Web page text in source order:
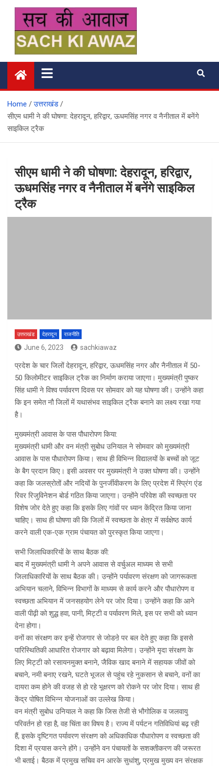
content
सच की आवाज
Home
उत्तराखंड
सीएम धामी ने की घोषणा: देहरादून, हरिद्वार, ऊधमसिंह नगर व नैनीताल में बनेंगे
साइकिल ट्रैक
सीएम धामी ने की घोषणा: देहरादून, हरिद्वार,
ऊधमसिंह नगर व नैनीताल में बनेंगे साइकिल
ट्रैक
उत्तराखंड देहरादून राजनीति
June 6, 2023 sachkiawaz
प्रदेश के चार जिलों देहरादून, हरिद्वार, ऊधमसिंह नगर और नैनीताल में 50-
50 किलोमीटर साइकिल ट्रैक का निर्माण कराया जाएगा। मुख्यमंत्री पुष्कर
सिंह धामी ने विश्व पर्यावरण दिवस पर सोमवार को यह घोषणा की। उन्होंने कहा
कि इन समेत नौ जिलों में यथासंभव साइकिल ट्रैक बनाने का लक्ष्य रखा गया
है।
मुख्यमंत्री आवास के पास पौधारोपण किया:
मुख्यमंत्री धामी और वन मंत्री सुबोध उनियाल ने सोमवार को मुख्यमंत्री
आवास के पास पौधारोपण किया। साथ ही विभिन्न विद्यालयों के बच्चों को जूट
के बैग प्रदान किए। इसी अवसर पर मुख्यमंत्री ने उक्त घोषणा की। उन्होंने
कहा कि जलस्रोतों और नदियों के पुनर्जीवीकरण के लिए प्रदेश में स्प्रिंग एंड
रिवर रिजुविनेशन बोर्ड गठित किया जाएगा। उन्होंने परिवेश की स्वच्छता पर
विशेष जोर देते हुए कहा कि इसके लिए गांवों पर ध्यान केंद्रित किया जाना
चाहिए। साथ ही घोषणा की कि जिलों में स्वच्छता के क्षेत्र में सर्वक्षेष्ठ कार्य
करने वाली एक-एक ग्राम पंचायत को पुरस्कृत किया जाएगा।
सभी जिलाधिकारियों के साथ बैठक की:
बाद में मुख्यमंत्री धामी ने अपने आवास से वर्चुअल माध्यम से सभी
जिलाधिकारियों के साथ बैठक की। उन्होंने पर्यावरण संरक्षण को जागरूकता
अभियान चलाने, विभिन्न विभागों के माध्यम से कार्य करने और पौधारोपण व
स्वच्छता अभियान में जनसहयोग लेने पर जोर दिया। उन्होंने कहा कि आने
वाली पीढ़ी को शुद्ध हवा, पानी, मिट्टी व पर्यावरण मिले, इस पर सभी को ध्यान
देना होगा।
वनों का संरक्षण कर इन्हें रोजगार से जोडऩे पर बल देते हुए कहा कि इससे
पारिस्थितिकी आधारित रोजगार को बढ़ावा मिलेगा। उन्होंने मृदा संरक्षण के
लिए मिट्टी को रसायनमुक्त बनाने, जैविक खाद बनाने में सहायक जीवों को
बचाने, नमी बनाए रखने, घटते भूजल से पहुंच रहे नुकसान से बचाने, वनों का
दायरा कम होने की वजह से हो रहे भूक्षरण को रोकने पर जोर दिया। साथ ही
केंद्र पोषित विभिन्न योजनाओं का उल्लेख किया।
वन मंत्री सुबोध उनियाल ने कहा कि जिस तेजी से भौगोलिक व जलवायु
परिवर्तन हो रहा है, वह चिंता का विषय है। राज्य में पर्यटन गतिविधियां बढ़ रही
हैं, इसके दृष्टिगत पर्यावरण संरक्षण को अधिकाधिक पौधारोपण व स्वच्छता की
दिशा में प्रयास करने होंगे। उन्होंने वन पंचायतों के सशक्तीकरण की जरूरत
भी बताई। बैठक में प्रमुख सचिव वन आरके सुधांशु, प्रमुख मुख्य वन संरक्षक